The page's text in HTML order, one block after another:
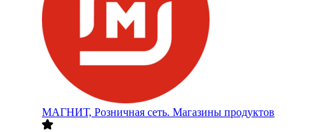
МАГНИТ, Розничная сеть. Магазины продуктов